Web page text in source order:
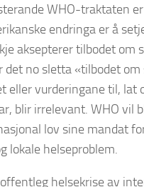
WHO-traktaten
endringa er å
aksepterer tilbodet om
no sletta «tilbodet om
vurderingane til, lat
blir irrelevant. WHO vil
lov sine mandat
lokale helseproblem.
helsekrise av